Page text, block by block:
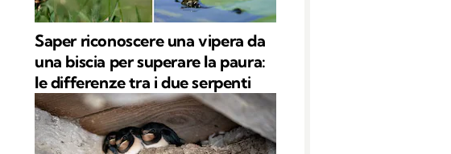
Saper riconoscere una vipera da
una biscia per superare la paura:
le differenze tra i due serpenti